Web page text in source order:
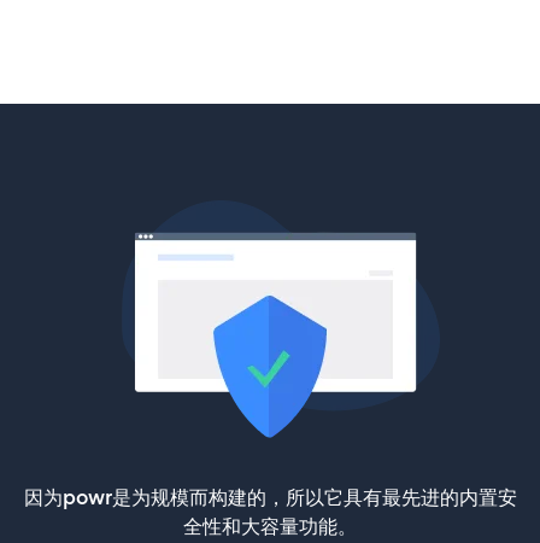
因为powr是为规模而构建的，所以它具有最先进的内置安
全性和大容量功能。